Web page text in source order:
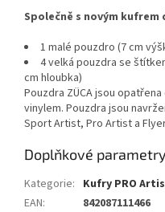
Společně s novým
1 malé pouzdro (7 cm
4 velká pouzdra se
cm hloubka)
Pouzdra ZÜCA jsou
vinylem. Pouzdra jsou
Sport Artist, Pro Artist a
Doplňkové parametry
Kategorie: Kufry PRO
EAN: 842087111466